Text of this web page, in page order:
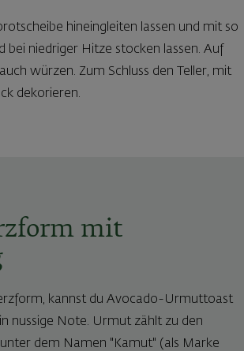
hineingleiten lassen und mit so
bei niedriger Hitze stocken lassen. Auf
würzen. Zum Schluss den Teller, mit
dekorieren.
mit
kannst du Avocado-Urmuttoast
nussige Note. Urmut zählt zu den
dem Namen "Kamut" (als Marke